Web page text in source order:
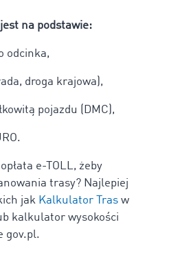
na podstawie:
odcinka,
droga krajowa),
pojazdu (DMC),
e-TOLL, żeby
trasy? Najlepiej
jak Kalkulator Tras w
kalkulator wysokości
gov.pl.